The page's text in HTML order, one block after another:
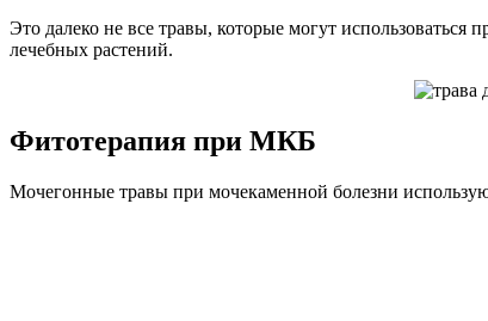
Это далеко не все травы, которые могут использоваться
лечебных растений.
Фитотерапия при МКБ
Мочегонные травы при мочекаменной болезни